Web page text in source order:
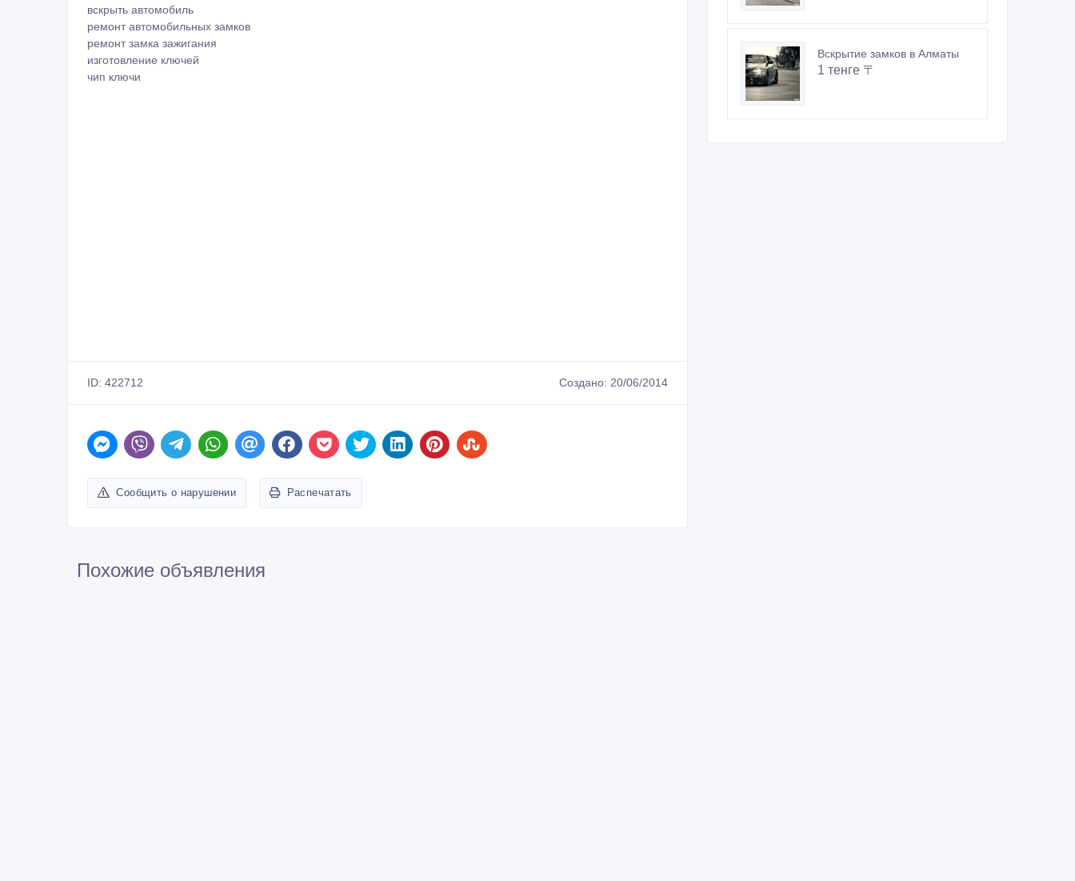
вскрыть автомобиль
ремонт автомобильных замков
ремонт замка зажигания
изготовление ключей
чип ключи
ID: 422712 Создано: 20/06/2014
Сообщить о нарушении Распечатать
Вскрытие замков в Алматы
1 тенге 〒
Похожие объявления